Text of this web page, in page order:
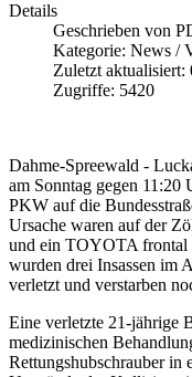
Details
Geschrieben von
Kategorie: News /
Zuletzt aktualisiert:
Zugriffe: 5420
Dahme-Spreewald -
am Sonntag gegen
PKW auf die
Ursache waren auf der
und ein TOYOTA frontal
wurden drei Insassen im
verletzt und verstarben
Eine verletzte 21-jährige
medizinischen
Rettungshubschrauber in